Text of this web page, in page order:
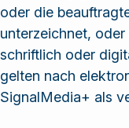
oder die
unterzeichnet,
schriftlich oder
gelten nach
SignalMedia+ als